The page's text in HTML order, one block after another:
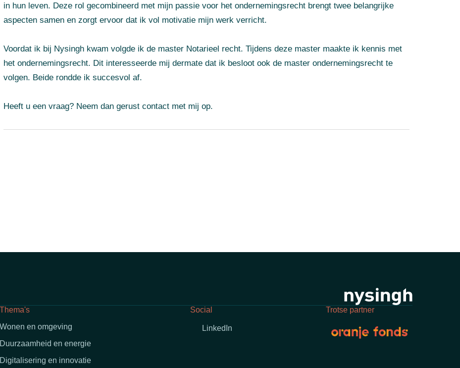
in hun leven. Deze rol gecombineerd met mijn passie voor het ondernemingsrecht brengt twee belangrijke
aspecten samen en zorgt ervoor dat ik vol motivatie mijn werk verricht.
Voordat ik bij Nysingh kwam volgde ik de master Notarieel recht. Tijdens deze master maakte ik kennis met
het ondernemingsrecht. Dit interesseerde mij dermate dat ik besloot ook de master ondernemingsrecht te
volgen. Beide rondde ik succesvol af.
Heeft u een vraag? Neem dan gerust contact met mij op.
Thema's
Wonen en omgeving
Duurzaamheid en energie
Digitalisering en innovatie
Social
LinkedIn
Trotse partner